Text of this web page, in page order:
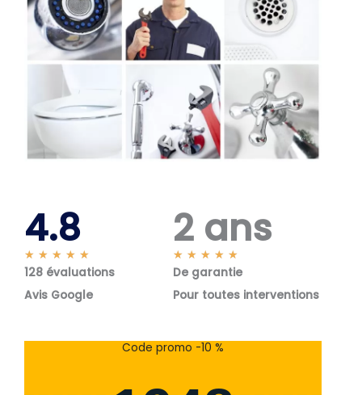
4.8
★ ★ ★ ★ ★
o
s
128 évaluations
Avis Google
2 ans
★ ★ ★ ★ ★
o
s
De garantie
Pour toutes interventions
Code promo -10 %